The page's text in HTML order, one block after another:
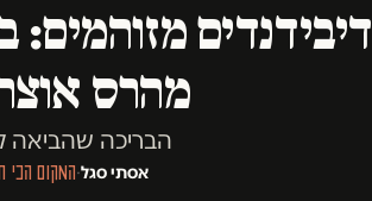
דיבידנדים
מהרס
הבריכה שהביאה
אסתי סגל·המקום הכי